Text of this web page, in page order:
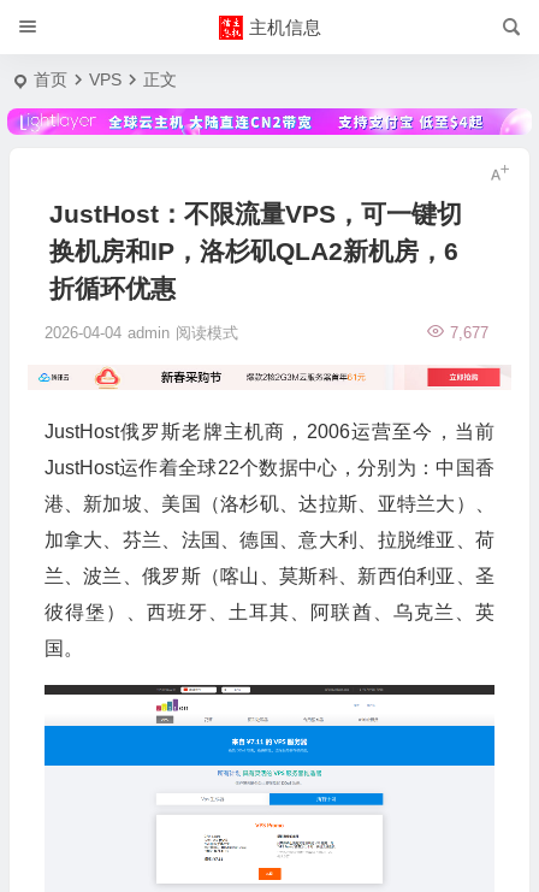
主机信息
首页 VPS 正文
JustHost：不限流量VPS，可一键切
换机房和IP，洛杉矶QLA2新机房，6
折循环优惠
2026-04-04 admin 7,677
阅读模式
JustHost俄罗斯老牌主机商，2006运营至今，当前
JustHost运作着全球22个数据中心，分别为：中国香
港、新加坡、美国（洛杉矶、达拉斯、亚特兰大）、
加拿大、芬兰、法国、德国、意大利、拉脱维亚、荷
兰、波兰、俄罗斯（喀山、莫斯科、新西伯利亚、圣
彼得堡）、西班牙、土耳其、阿联酋、乌克兰、英
国。